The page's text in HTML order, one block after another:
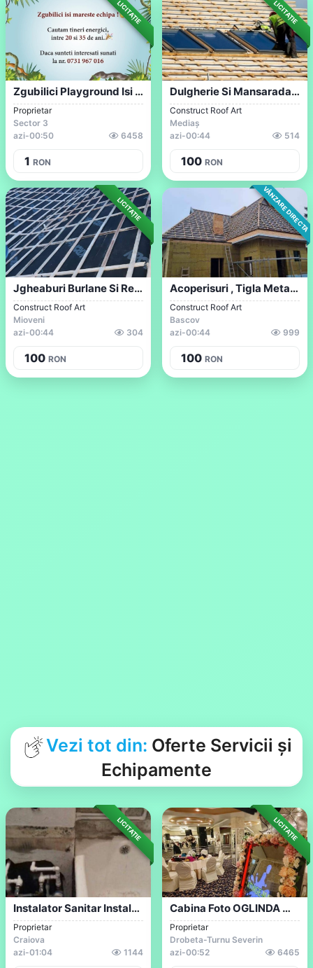
LICITAȚIE
Zgubilici Playground Isi Mareste Echipa
Proprietar
Sector 3
azi-00:50 6458
1 RON
LICITAȚIE
Dulgherie Si Mansaradari ,tigla Metalica...
Construct Roof Art
Mediaș
azi-00:44 514
100 RON
LICITAȚIE
Jgheaburi Burlane Si Reparatii
Construct Roof Art
Mioveni
azi-00:44 304
100 RON
VÂNZARE DIRECTA
Acoperisuri , Tigla Metalica , Reparatii
Construct Roof Art
Bascov
azi-00:44 999
100 RON
Vezi tot din: Oferte Servicii și
Echipamente
LICITAȚIE
Instalator Sanitar Instalații Sanitare Ș...
Proprietar
Craiova
azi-01:04 1144
LICITAȚIE
Cabina Foto OGLINDA MAGICA SEVERIN Te Pr...
Proprietar
Drobeta-Turnu Severin
azi-00:52 6465